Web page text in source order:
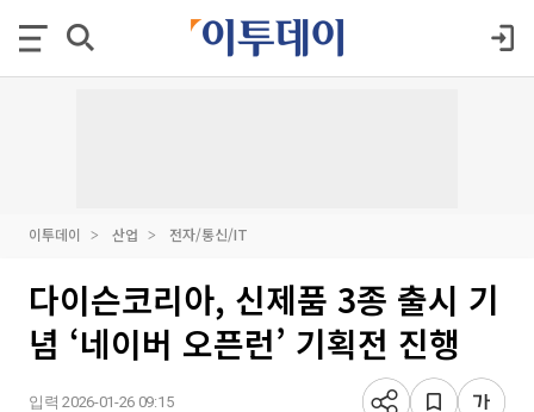
이투데이 산업 전자/통신/IT
다이슨코리아, 신제품 3종 출시 기
념 ‘네이버 오픈런’ 기획전 진행
입력 2026-01-26 09:15